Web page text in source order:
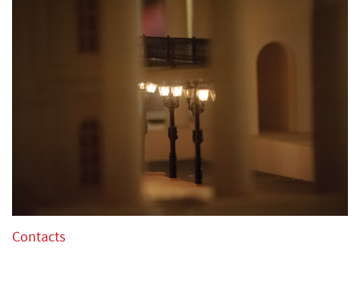
en foto’s te gebruiken voor mediadoeleinden. Alle audio en
video – rechten behoren toe aan de “Triomf van de Kunst,
De kandidaten toegelaten tot de wedstrijd krijgen een
De kandidaat kan niet zijn aangekondigd programma voor
de wedstrijd veranderen na de uiterste
Contacts